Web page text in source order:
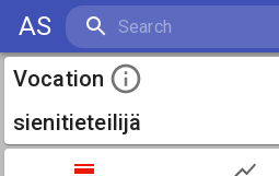
AS
Vocation
sienitieteilijä